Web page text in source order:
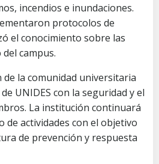
incendios e inundaciones.
protocolos de
el conocimiento sobre las
campus.
de la comunidad universitaria
UNIDES con la seguridad y el
La institución continuará
de actividades con el objetivo
de prevención y respuesta